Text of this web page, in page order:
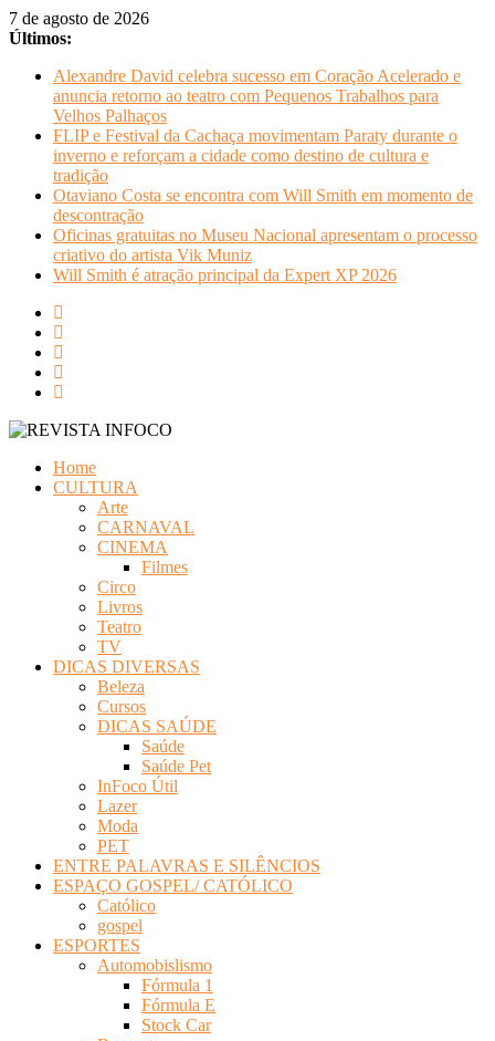
Pular
para
conteúdo
7 de agosto de 2026
Últimos:
Alexandre David celebra sucesso em Coração Acelerado e
anuncia retorno ao teatro com Pequenos Trabalhos para
Velhos Palhaços
FLIP e Festival da Cachaça movimentam Paraty durante o
inverno e reforçam a cidade como destino de cultura e
tradição
Otaviano Costa se encontra com Will Smith em momento de
descontração
Oficinas gratuitas no Museu Nacional apresentam o processo
criativo do artista Vik Muniz
Will Smith é atração principal da Expert XP 2026
INFOCO
Home
CULTURA
Arte
CARNAVAL
CINEMA
Filmes
Circo
Livros
Teatro
TV
DICAS DIVERSAS
Beleza
Cursos
DICAS SAÚDE
Saúde
Saúde Pet
InFoco Útil
Lazer
Moda
PET
ENTRE PALAVRAS E SILÊNCIOS
ESPAÇO GOSPEL/ CATÓLICO
Católico
gospel
ESPORTES
Automobislismo
Fórmula 1
Fórmula E
Stock Car